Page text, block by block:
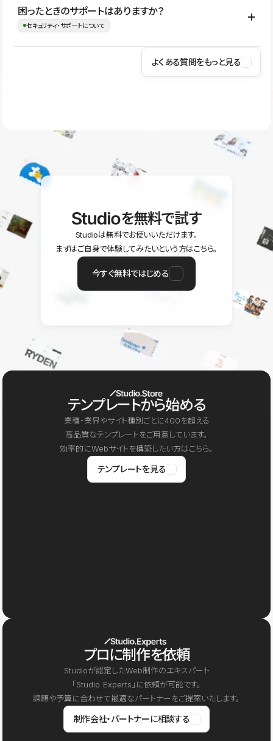
ながらレイアウトに影響を与えずに更新作業を進めやすくなりま
す。
Studioでは、公開サイトやサービスを安全に利用できるよう、通信
の暗号化、データ保護、アクセス管理、脆弱性対策など、複数の観
はSSL/TLSによる通信暗号化に対応しており、悪質なスクリプトの
困ったときのサポートはありますか？
セキュリティ・サポートについて
操作方法や機能については、ヘルプセンターでご確認いただけま
ユーザー同士で質問・相談できるコミュニティもご利用ください。
よくある質問をもっと見る
を無料で試す
Studioは無料でお使いいただけます。
まずはご自身で体験してみたいという方はこちら。
今すぐ無料ではじめる
テンプレートから始める
業種・業界やサイト種別ごとに400を超える
高品質なテンプレートをご用意しています。
効率的にWebサイトを構築したい方はこちら。
テンプレートを見る
プロに制作を依頼
Studioが認定したWeb制作のエキスパート
「Studio Experts」に依頼が可能です。
課題や予算に合わせて最適なパートナーをご提案いたします。
制作会社・パートナーに相談する